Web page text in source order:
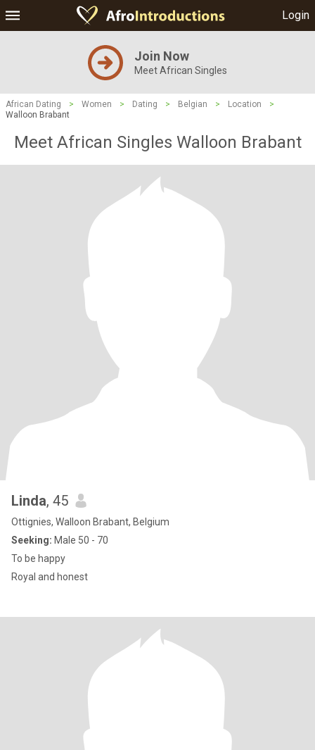
Login
Join Now
Meet African Singles
African Dating > Women > Dating > Belgian > Location
>
Walloon Brabant
Meet African Singles Walloon Brabant
Linda, 45
Ottignies, Walloon Brabant, Belgium
Seeking: Male 50 - 70
To be happy
Royal and honest